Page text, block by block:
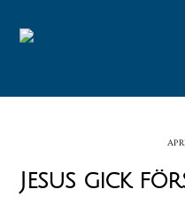
Jesus gick